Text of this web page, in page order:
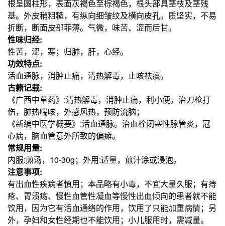
根呈圆柱形，表面灰褐色至棕褐色，根头部具茎枝及茎残
基。外皮稍粗糙，有纵向细皱纹及横向皮孔。质坚实，不易
折断，断面皮部菲薄。气微，味苦、涩而后甘。
性味归经:
性苦，涩，寒；归肺，肝，心经。
功效特点:
活血通脉，消肿止痛，清热解毒，止咳祛痰。
古籍记载:
《广西中草药》:清热解毒，消肿止痛，利小便。治刀枪打
伤，肺热喘咳，外感风热，预防流脑；
《新编中医学概要》:活血通脉。治血栓闭塞性脉管炎，冠
心病，脑血管意外所致的偏瘫。
常规用量:
内服:煎汤，10-30g；外用:适量，煎汁涂或浸泡。
注意事项:
有出血性疾病者慎用；本品略有小毒，不宜大量久服；有痔
疮、胃溃疡、慢性血管性凝血等慢性出血倾向的患者就不能
饮用，因为它有活血通络的作用，饮用了只能加重病情；另
外，孕妇和女性经期也不能饮用；小儿服用时，需减量。